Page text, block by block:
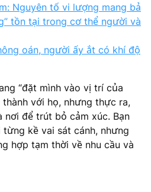
Nguyên tố vi lượng mang bả
tồn tại trong cơ thể người và
oán, người ấy ắt có khí độ
“đặt mình vào vị trí của
thành với họ, nhưng thực ra,
nơi để trút bỏ cảm xúc. Bạn
kề vai sát cánh, nhưng
hợp tạm thời về nhu cầu và